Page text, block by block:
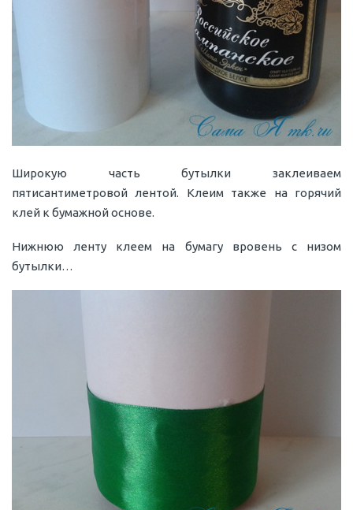
Широкую часть бутылки заклеиваем
пятисантиметровой лентой. Клеим также на горячий
клей к бумажной основе.
Нижнюю ленту клеем на бумагу вровень с низом
бутылки…